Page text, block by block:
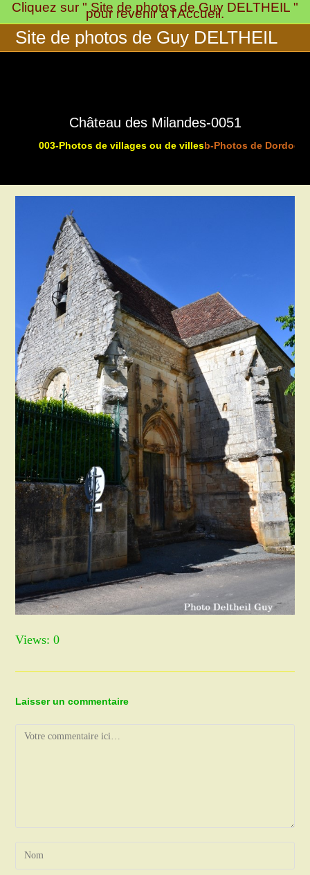
Skip
to
content
Cliquez sur " Site de photos de Guy DELTHEIL "
pour revenir à l'Accueil.
Site de photos de Guy DELTHEIL
Château des Milandes-0051
003-Photos de villages ou de villesb-Photos de
Views: 0
Laisser un commentaire
Comment
Enter